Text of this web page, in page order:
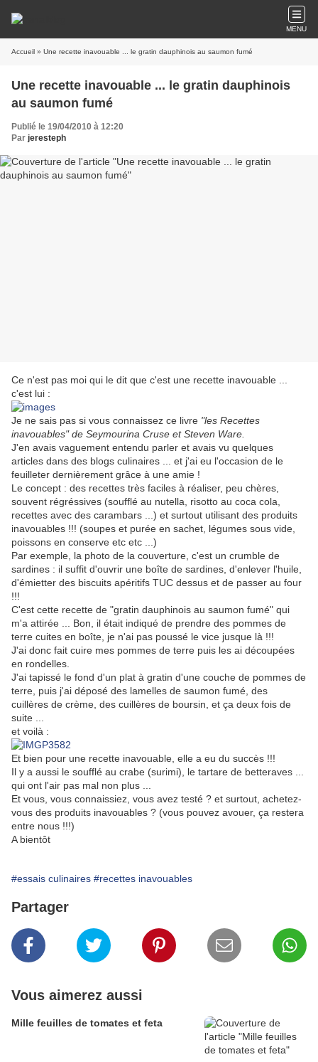
MENU
Accueil » Une recette inavouable ... le gratin dauphinois au saumon fumé
Une recette inavouable ... le gratin dauphinois
au saumon fumé
Publié le 19/04/2010 à 12:20
Par jeresteph
Ce n'est pas moi qui le dit que c'est une recette inavouable ...
c'est lui :
Je ne sais pas si vous connaissez ce livre "les Recettes
inavouables" de Seymourina Cruse et Steven Ware.
J'en avais vaguement entendu parler et avais vu quelques
articles dans des blogs culinaires ... et j'ai eu l'occasion de le
feuilleter dernièrement grâce à une amie !
Le concept : des recettes très faciles à réaliser, peu chères,
souvent régréssives (soufflé au nutella, risotto au coca cola,
recettes avec des carambars ...) et surtout utilisant des produits
inavouables !!! (soupes et purée en sachet, légumes sous vide,
poissons en conserve etc etc ...)
Par exemple, la photo de la couverture, c'est un crumble de
sardines : il suffit d'ouvrir une boîte de sardines, d'enlever l'huile,
d'émietter des biscuits apéritifs TUC dessus et de passer au four
!!!
C'est cette recette de "gratin dauphinois au saumon fumé" qui
m'a attirée ... Bon, il était indiqué de prendre des pommes de
terre cuites en boîte, je n'ai pas poussé le vice jusque là !!!
J'ai donc fait cuire mes pommes de terre puis les ai découpées
en rondelles.
J'ai tapissé le fond d'un plat à gratin d'une couche de pommes de
terre, puis j'ai déposé des lamelles de saumon fumé, des
cuillères de crème, des cuillères de boursin, et ça deux fois de
suite ...
et voilà :
Et bien pour une recette inavouable, elle a eu du succès !!!
Il y a aussi le soufflé au crabe (surimi), le tartare de betteraves ...
qui ont l'air pas mal non plus ...
Et vous, vous connaissiez, vous avez testé ? et surtout, achetez-
vous des produits inavouables ? (vous pouvez avouer, ça restera
entre nous !!!)
A bientôt
#essais culinaires #recettes inavouables
Partager
Vous aimerez aussi
Mille feuilles de tomates et feta